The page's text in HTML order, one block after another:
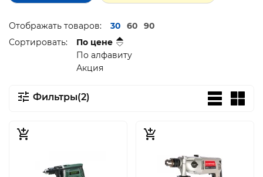
Отображать товаров: 30 60
90
Сортировать:
По цене
По алфавиту
Акция
Фильтры(2)